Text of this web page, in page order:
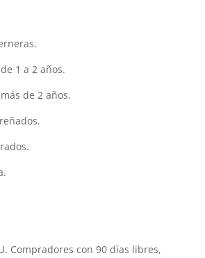
1 a 2 años.
de 2 años.
Compradores con 90 días libres,